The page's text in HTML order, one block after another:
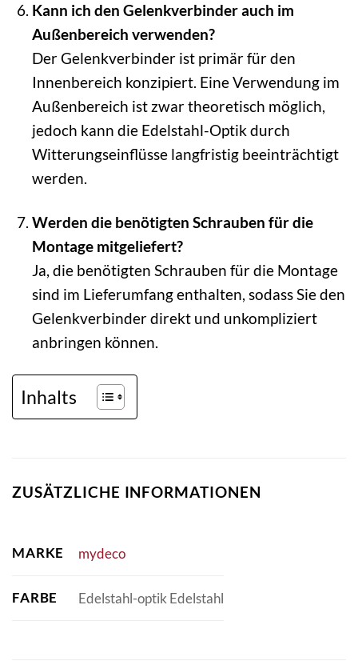
Kann ich den Gelenkverbinder auch im
Außenbereich verwenden?
Der Gelenkverbinder ist primär für den
Innenbereich konzipiert. Eine Verwendung im
Außenbereich ist zwar theoretisch möglich,
jedoch kann die Edelstahl-Optik durch
Witterungseinflüsse langfristig beeinträchtigt
werden.
Werden die benötigten Schrauben für die
Montage mitgeliefert?
Ja, die benötigten Schrauben für die Montage
sind im Lieferumfang enthalten, sodass Sie den
Gelenkverbinder direkt und unkompliziert
anbringen können.
Inhalts
ZUSÄTZLICHE INFORMATIONEN
MARKE mydeco
FARBE Edelstahl-optik Edelstahl